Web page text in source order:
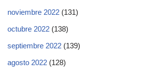
noviembre 2022 (131)
octubre 2022 (138)
septiembre 2022 (139)
agosto 2022 (128)